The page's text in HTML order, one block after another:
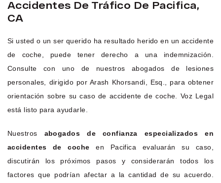
Accidentes De Tráfico De Pacifica,
CA
Si usted o un ser querido ha resultado herido en un accidente
de coche, puede tener derecho a una indemnización.
Consulte con uno de nuestros abogados de lesiones
personales, dirigido por Arash Khorsandi, Esq., para obtener
orientación sobre su caso de accidente de coche. Voz Legal
está listo para ayudarle.
Nuestros abogados de confianza especializados en
accidentes de coche en Pacifica evaluarán su caso,
discutirán los próximos pasos y considerarán todos los
factores que podrían afectar a la cantidad de su acuerdo.